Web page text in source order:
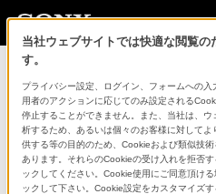
ソニール
サポー
当社ウェブサイトでは快適な閲覧
す。
プライバシー設定、ログイン、フォームへの
用者のアクションに応じてのみ設定される
停止することができません。また、当社は、
析するため、あるいは個々のお客様に対して
供する等の目的のため、Cookieおよび類似技
あります。それらのCookieの受け入れを拒否
ックしてください。Cookie使用にご同意頂け
ックして下さい。Cookie設定をカスタマイズ